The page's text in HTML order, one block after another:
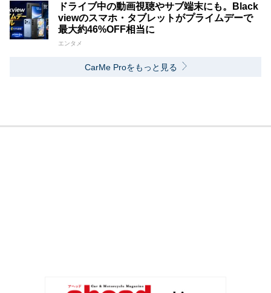
ドライブ中の動画視聴やサブ端末にも。Black
viewのスマホ・タブレットがプライムデーで
最大約46%OFF相当に
エンタメ
CarMe Proをもっと見る